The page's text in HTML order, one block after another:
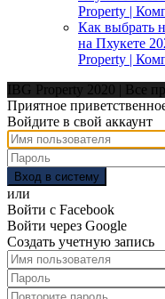
Property |
Как выбрать
на Пхукете
Property |
IBG Property 2020 | Все
Приятное
Войдите в свой аккаунт
Вход в систему
или
Войти с Facebook
Войти через Google
Создать учетную запись